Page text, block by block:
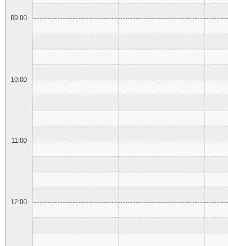
09:00
10:00
11:00
12:00